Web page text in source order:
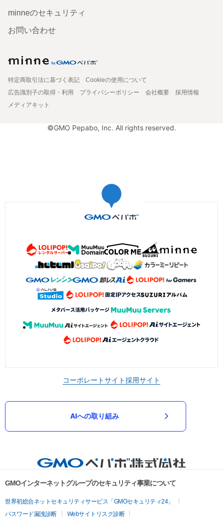
minneのセキュリティ
お問い合わせ
特定商取引法に基づく表記
Cookieの使用について
広告識別子の取得・利用
プライバシーポリシー 会社概要
採用情報
メディアキット
©GMO Pepabo, Inc. All rights reserved.
コーポレートサイト採用サイト
AIへの取り組み
GMOインターネットグループのセキュリティ事業について
世界初総合ネットセキュリティサービス「GMOセキュリティ24」
パスワード漏洩診断
Webサイトリスク診断